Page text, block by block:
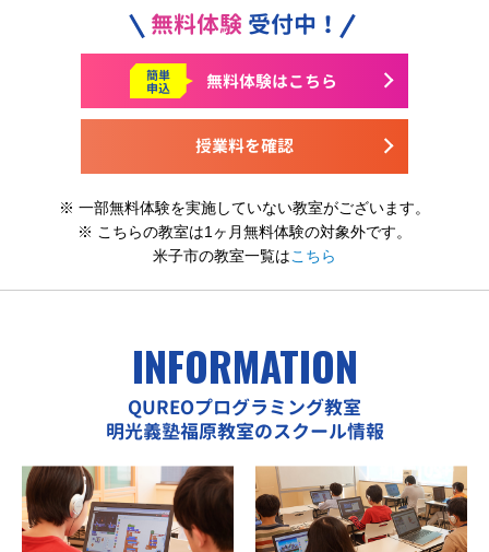
無料体験 受付中！
授業料を確認
簡単
申込 無料体験はこちら
※ 一部無料体験を実施していない教室がございます。
※ こちらの教室は1ヶ月無料体験の対象外です。
米子市の教室一覧はこちら
INFORMATION
QUREOプログラミング教室
明光義塾福原教室のスクール情報